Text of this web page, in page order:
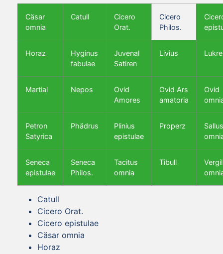
Cäsar
omnia
Catull
Cicero
Orat.
Cicero
Philos.
Horaz
Hyginus
fabulae
Juvenal
Satiren
Livius
Martial Nepos
Ovid
Amores
Ovid Ars
amatoria
Ovid
Petron
Satyrica
Phädrus
Plinius
epistulae
Properz
Seneca
epistulae
Seneca
Philos.
Tacitus
omnia
Tibull
Vergil
Catull
Cicero Orat.
Cicero epistulae
Cäsar omnia
Horaz